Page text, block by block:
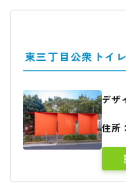
東三丁目公衆トイレ
デザ
住所：